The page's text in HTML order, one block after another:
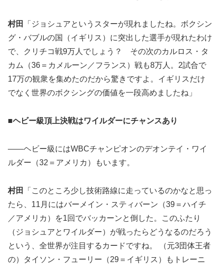
村田
「ジョシュアというスターが現れましたね。ボクシン
グ・バブルの国（イギリス）に突出した選手が現れたわけ
で、クリチコ戦9万人でしょう？ その次のカルロス・タ
カム（36＝カメルーン／フランス）戦も8万人。2試合で
17万の観衆を集めたのだから驚きですよ。イギリスだけ
でなく世界のボクシングの価値を一段高めましたね」
■ヘビー級頂上決戦はワイルダーにチャンスあり
――ヘビー級にはWBCチャンピオンのデオンテイ・ワイ
ルダー（32＝アメリカ）もいます。
村田
「このところ少し技術路線に走っているのかなと思っ
たら、11月にはバーメイン・スティバーン（39＝ハイチ
／アメリカ）を1回でバッカーンと倒した。このふたり
（ジョシュアとワイルダー）が戦ったらどうなるのだろう
という、全世界が注目するカードですね。 （元3団体王者
の）タイソン・フューリー（29＝イギリス）もトレーニ